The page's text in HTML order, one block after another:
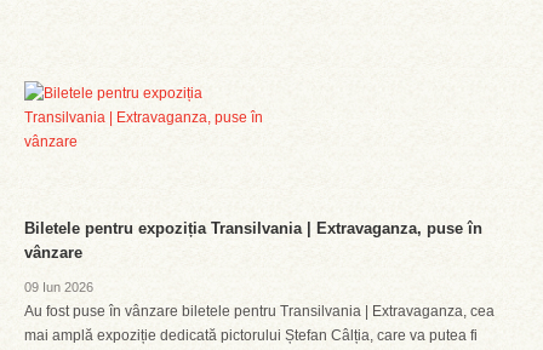
Biletele pentru expoziția Transilvania | Extravaganza, puse în
vânzare
09 Iun 2026
Au fost puse în vânzare biletele pentru Transilvania | Extravaganza, cea
mai amplă expoziție dedicată pictorului Ștefan Câlția, care va putea fi